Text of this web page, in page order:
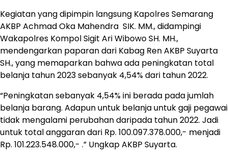
Kegiatan yang dipimpin langsung Kapolres Semarang
AKBP Achmad Oka Mahendra SIK. MM., didampingi
Wakapolres Kompol Sigit Ari Wibowo SH. MH.,
mendengarkan paparan dari Kabag Ren AKBP Suyarta
SH., yang memaparkan bahwa ada peningkatan total
belanja tahun 2023 sebanyak 4,54% dari tahun 2022.
“Peningkatan sebanyak 4,54% ini berada pada jumlah
belanja barang. Adapun untuk belanja untuk gaji pegawai
tidak mengalami perubahan daripada tahun 2022. Jadi
untuk total anggaran dari Rp. 100.097.378.000,- menjadi
Rp. 101.223.548.000,- .” Ungkap AKBP Suyarta.